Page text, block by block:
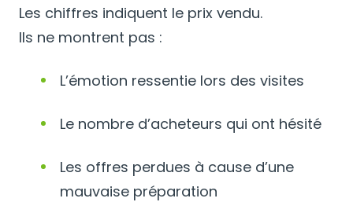
Les chiffres indiquent le prix vendu.
Ils ne montrent pas :
L’émotion ressentie lors des visites
Le nombre d’acheteurs qui ont hésité
Les offres perdues à cause d’une
mauvaise préparation